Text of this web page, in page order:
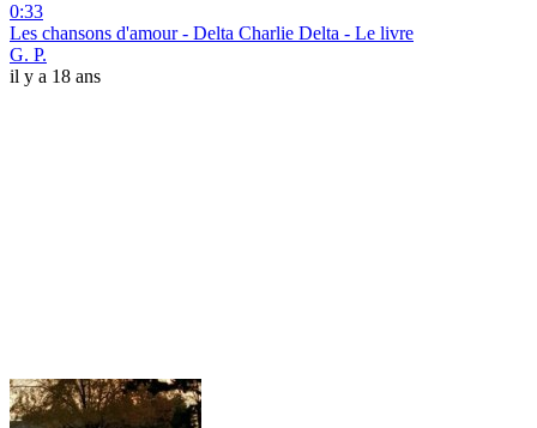
0:33
Les chansons d'amour - Delta Charlie Delta - Le livre
G. P.
il y a 18 ans